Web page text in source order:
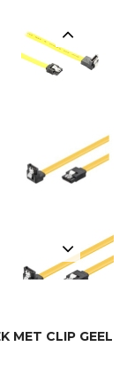
MET CLIP GEEL